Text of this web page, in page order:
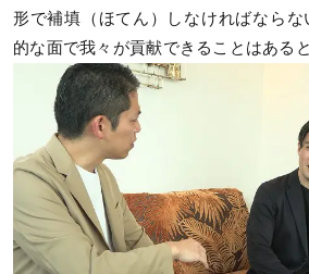
形で補填（ほてん）しなければなら
的な面で我々が貢献できることはある